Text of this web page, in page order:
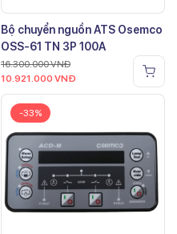
Bộ chuyển nguồn ATS Osemco
OSS-61 TN 3P 100A
16.300.000VNĐ
10.921.000 VNĐ
-33%